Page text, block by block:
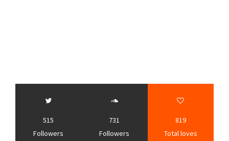
515
Followers
731
Followers
819
Total loves